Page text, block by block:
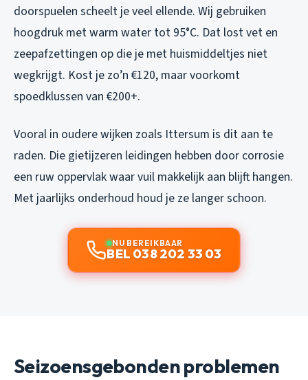
doorspuelen scheelt je veel ellende. Wij gebruiken
hoogdruk met warm water tot 95°C. Dat lost vet en
zeepafzettingen op die je met huismiddeltjes niet
wegkrijgt. Kost je zo’n €120, maar voorkomt
spoedklussen van €200+.
Vooral in oudere wijken zoals Ittersum is dit aan te
raden. Die gietijzeren leidingen hebben door corrosie
een ruw oppervlak waar vuil makkelijk aan blijft hangen.
Met jaarlijks onderhoud houd je ze langer schoon.
NU BEREIKBAAR
BEL 038 202 33 03
Seizoensgebonden problemen